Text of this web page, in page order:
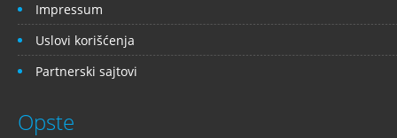
Impressum
Uslovi korišćenja
Partnerski sajtovi
Opste